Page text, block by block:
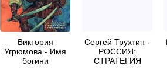
Виктория
Угрюмова - Имя
богини
Сергей Трухтин -
РОССИЯ:
СТРАТЕГИЯ